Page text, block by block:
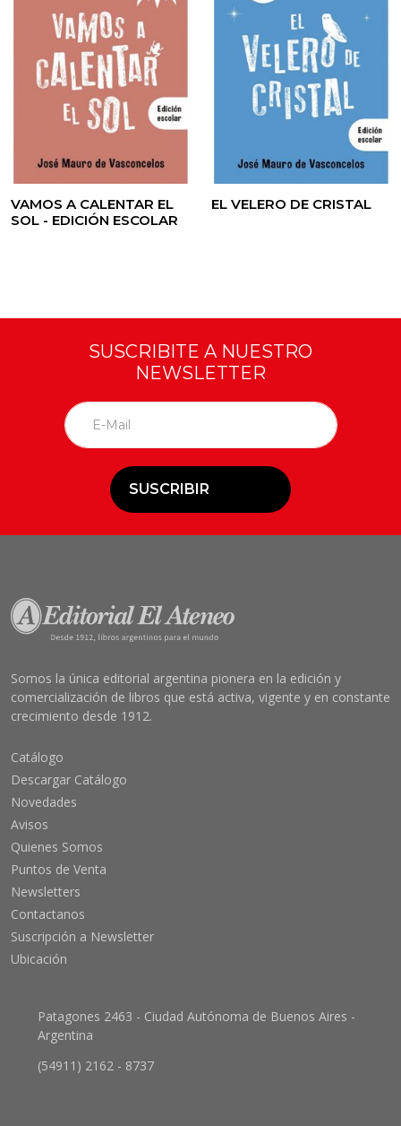
VAMOS A CALENTAR EL
SOL - EDICIÓN ESCOLAR
EL VELERO DE CRISTAL
SUSCRIBITE A NUESTRO
NEWSLETTER
SUSCRIBIR
Somos la única editorial argentina pionera en la edición y
comercialización de libros que está activa, vigente y en constante
crecimiento desde 1912.
Catálogo
Descargar Catálogo
Novedades
Avisos
Quienes Somos
Puntos de Venta
Newsletters
Contactanos
Suscripción a Newsletter
Ubicación
Patagones 2463 - Ciudad Autónoma de Buenos Aires -
Argentina
(54911) 2162 - 8737